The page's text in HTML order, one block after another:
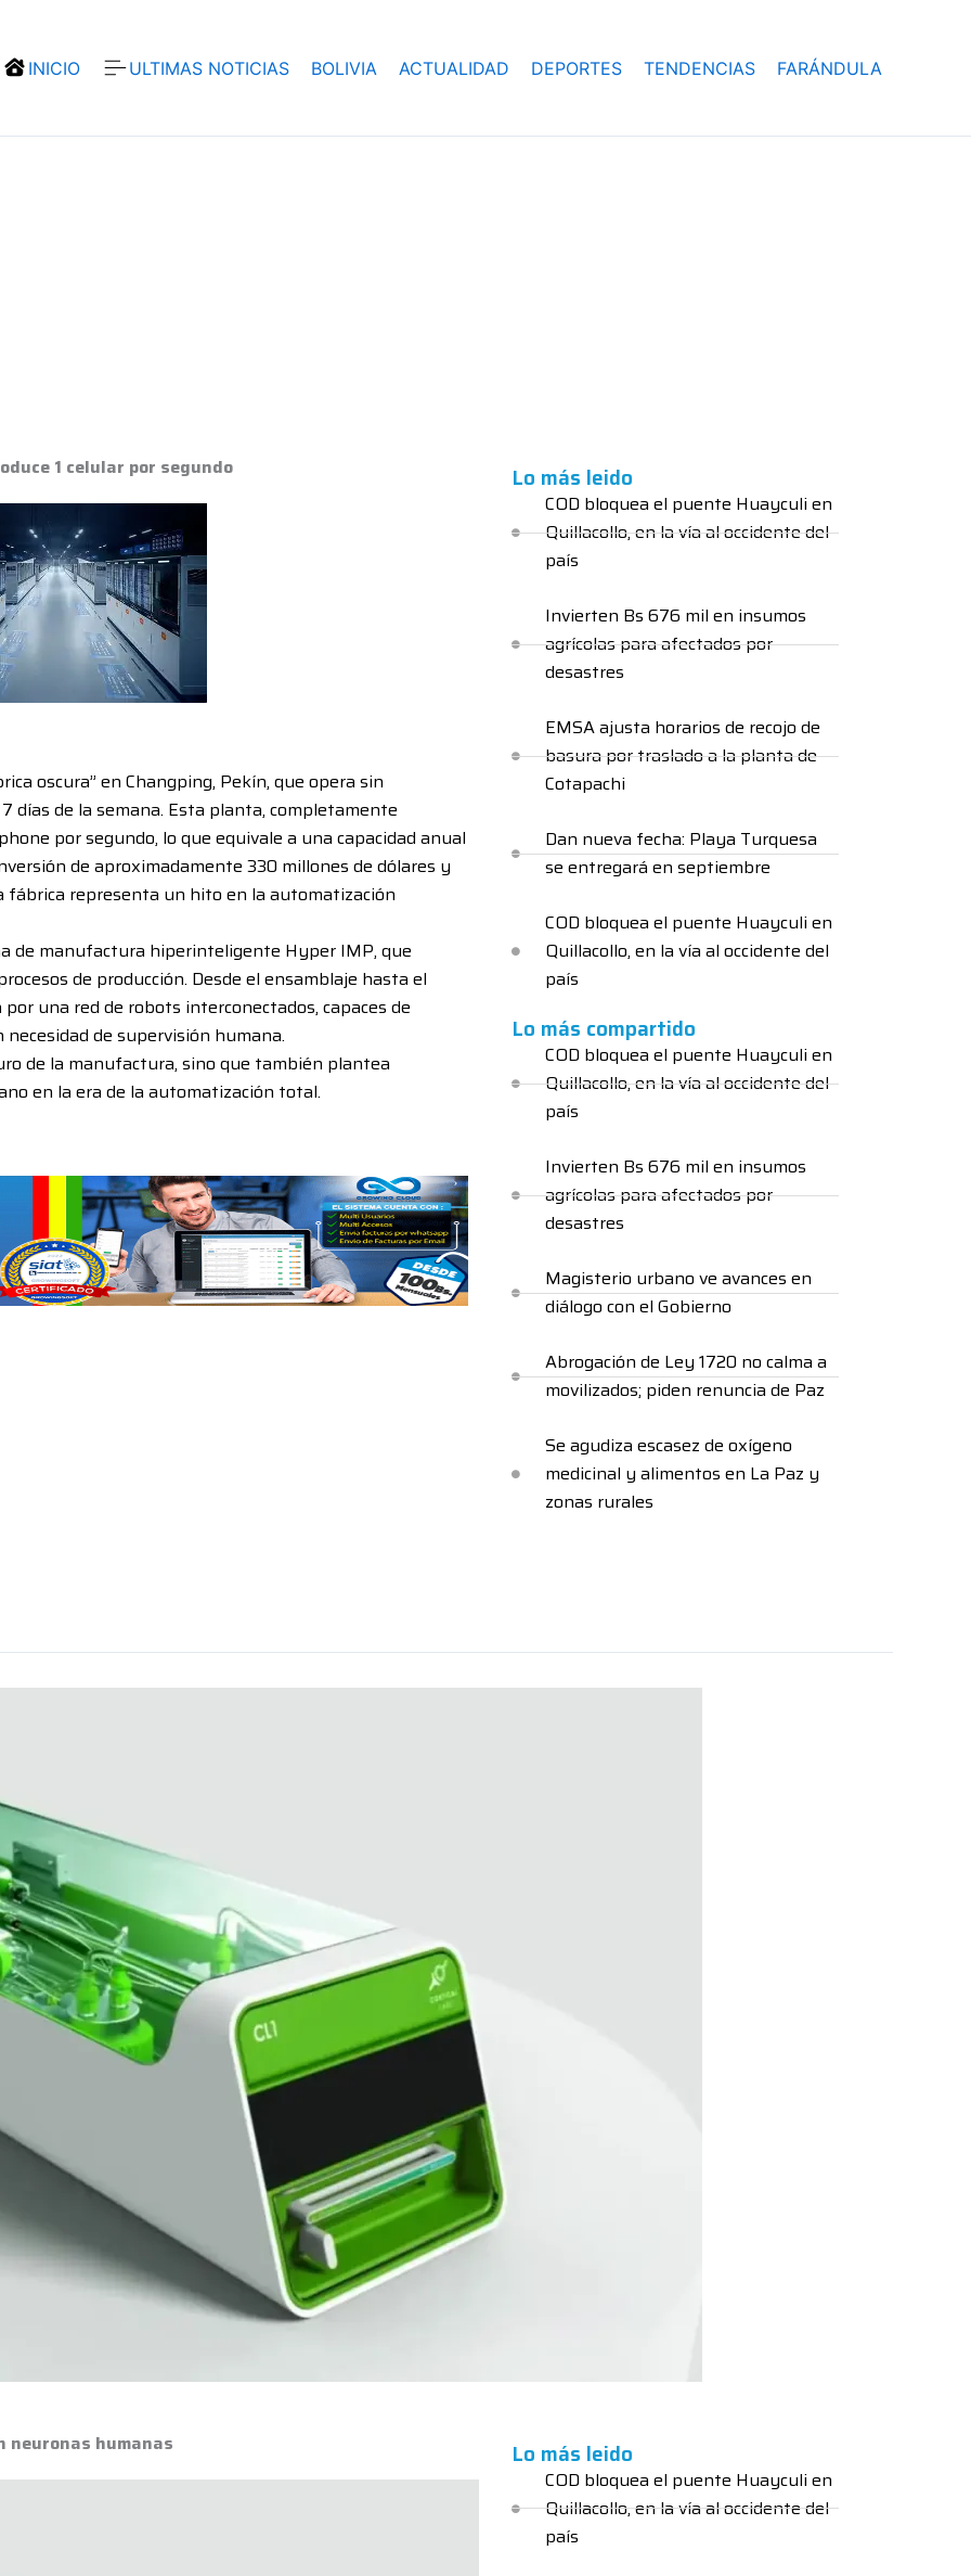
INICIO ULTIMAS NOTICIAS BOLIVIA ACTUALIDAD DEPORTES TENDENCIAS FARÁNDULA
1 celular por segundo
oscura” en Changping, Pekín, que opera sin
días de la semana. Esta planta, completamente
por segundo, lo que equivale a una capacidad anual
de aproximadamente 330 millones de dólares y
fábrica representa un hito en la automatización
de manufactura hiperinteligente Hyper IMP, que
de producción. Desde el ensamblaje hasta el
una red de robots interconectados, capaces de
de supervisión humana.
de la manufactura, sino que también plantea
en la era de la automatización total.
Lo más leido
COD bloquea el puente Huayculi en
Quillacollo, en la vía al occidente del
país
Invierten Bs 676 mil en insumos
agrícolas para afectados por
desastres
EMSA ajusta horarios de recojo de
basura por traslado a la planta de
Cotapachi
Dan nueva fecha: Playa Turquesa
se entregará en septiembre
COD bloquea el puente Huayculi en
Quillacollo, en la vía al occidente del
país
Lo más compartido
COD bloquea el puente Huayculi en
Quillacollo, en la vía al occidente del
país
Invierten Bs 676 mil en insumos
agrícolas para afectados por
desastres
Magisterio urbano ve avances en
diálogo con el Gobierno
Abrogación de Ley 1720 no calma a
movilizados; piden renuncia de Paz
Se agudiza escasez de oxígeno
medicinal y alimentos en La Paz y
zonas rurales
neuronas humanas Lo más leido
COD bloquea el puente Huayculi en
Quillacollo, en la vía al occidente del
país